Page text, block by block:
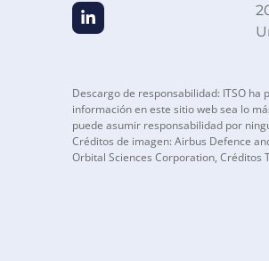
Descargo de responsabilidad: ITSO ha
información en este sitio web sea lo
puede asumir responsabilidad por
Créditos de imagen: Airbus Defence
Orbital Sciences Corporation, Créditos